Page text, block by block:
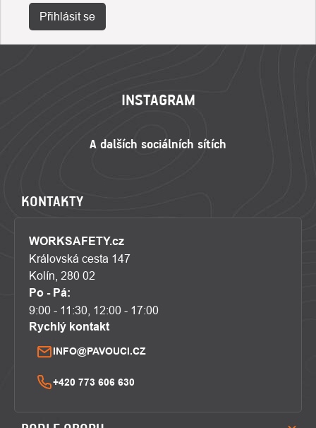
Přihlásit se
INSTAGRAM
KONTAKTY
WORKSAFETY.cz
Královská cesta 147
Kolín, 280 02
Po - Pá:
9:00 - 11:30, 12:00 - 17:00
Rychlý kontakt
INFO@PAVOUCI.CZ
+420 773 606 630